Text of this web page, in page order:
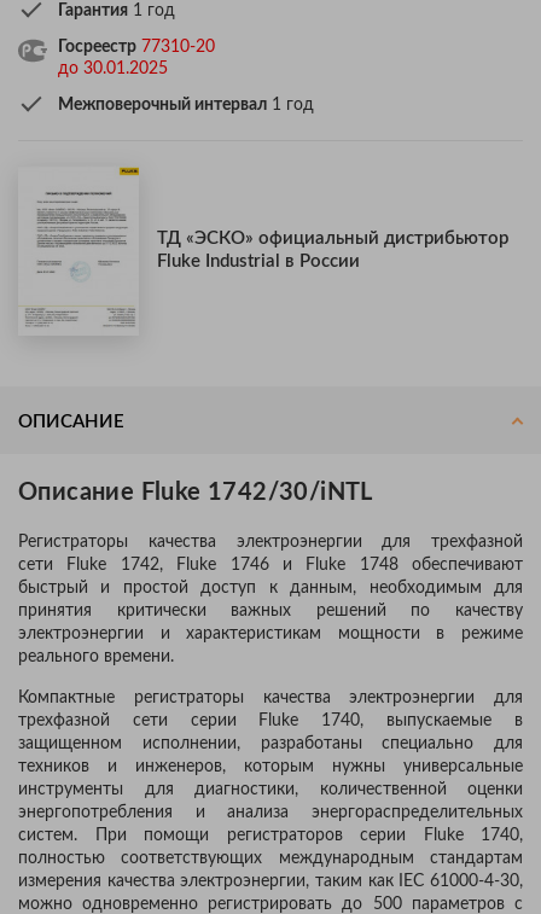
Гарантия 1 год
Госреестр 77310-20
до 30.01.2025
Межповерочный интервал 1 год
ТД «ЭСКО» официальный дистрибьютор
Fluke Industrial в России
ОПИСАНИЕ
Описание Fluke 1742/30/iNTL
Регистраторы качества электроэнергии для трехфазной
сети Fluke 1742, Fluke 1746 и Fluke 1748 обеспечивают
быстрый и простой доступ к данным, необходимым для
принятия критически важных решений по качеству
электроэнергии и характеристикам мощности в режиме
реального времени.
Компактные регистраторы качества электроэнергии для
трехфазной сети серии Fluke 1740, выпускаемые в
защищенном исполнении, разработаны специально для
техников и инженеров, которым нужны универсальные
инструменты для диагностики, количественной оценки
энергопотребления и анализа энергораспределительных
систем. При помощи регистраторов серии Fluke 1740,
полностью соответствующих международным стандартам
измерения качества электроэнергии, таким как IEC 61000-4-30,
можно одновременно регистрировать до 500 параметров с